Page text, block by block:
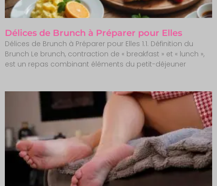
Délices de Brunch à Préparer pour Elles
Délices de Brunch à Préparer pour Elles 1.1. Définition du
Brunch Le brunch, contraction de « breakfast » et « lunch »,
est un repas combinant éléments du petit-déjeuner